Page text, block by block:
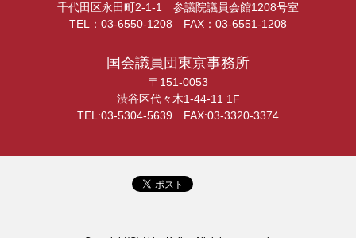
千代田区永田町2-1-1 参議院議員会館1208号室
TEL：03-6550-1208 FAX：03-6551-1208
国会議員団東京事務所
〒151-0053
渋谷区代々木1-44-11 1F
TEL:03-5304-5639 FAX:03-3320-3374